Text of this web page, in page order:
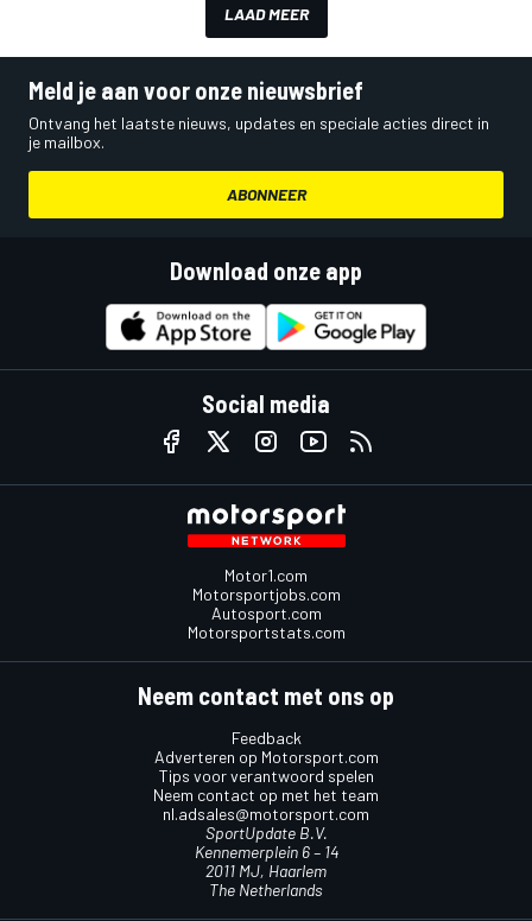
LAAD MEER
Meld je aan voor onze nieuwsbrief
Ontvang het laatste nieuws, updates en speciale acties direct in
je mailbox.
ABONNEER
Download onze app
Social media
Motor1.com
Motorsportjobs.com
Autosport.com
Motorsportstats.com
Neem contact met ons op
Feedback
Adverteren op Motorsport.com
Tips voor verantwoord spelen
Neem contact op met het team
nl.adsales@motorsport.com
SportUpdate B.V.
Kennemerplein 6 – 14
2011 MJ, Haarlem
The Netherlands